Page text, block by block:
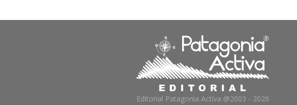
Editorial Patagonia Activa @2003 - 2026